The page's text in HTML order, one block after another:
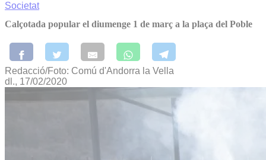
Societat
Calçotada popular el diumenge 1 de març a la plaça del Poble
Redacció/Foto: Comú d'Andorra la Vella
dl., 17/02/2020